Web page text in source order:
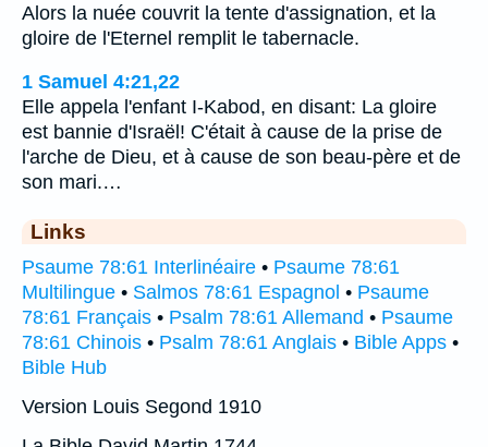
Alors la nuée couvrit la tente d'assignation, et la
gloire de l'Eternel remplit le tabernacle.
1 Samuel 4:21,22
Elle appela l'enfant I-Kabod, en disant: La gloire
est bannie d'Israël! C'était à cause de la prise de
l'arche de Dieu, et à cause de son beau-père et de
son mari.…
Links
Psaume 78:61 Interlinéaire • Psaume 78:61
Multilingue • Salmos 78:61 Espagnol • Psaume
78:61 Français • Psalm 78:61 Allemand • Psaume
78:61 Chinois • Psalm 78:61 Anglais • Bible Apps •
Bible Hub
Version Louis Segond 1910